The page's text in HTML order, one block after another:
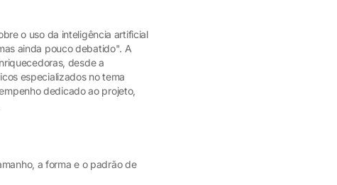
o uso da inteligência artificial
ainda pouco debatido". A
desde a
especializados no tema
dedicado ao projeto,
a forma e o padrão de